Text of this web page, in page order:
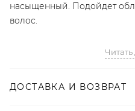
насыщенный. Подойдет
волос.
Romanovamakeup – это
иметь возможность сделать
ДОСТАВКА И ВОЗВРАТ